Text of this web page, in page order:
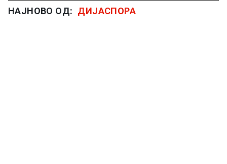
НАЈНОВО ОД: ДИЈАСПОРА